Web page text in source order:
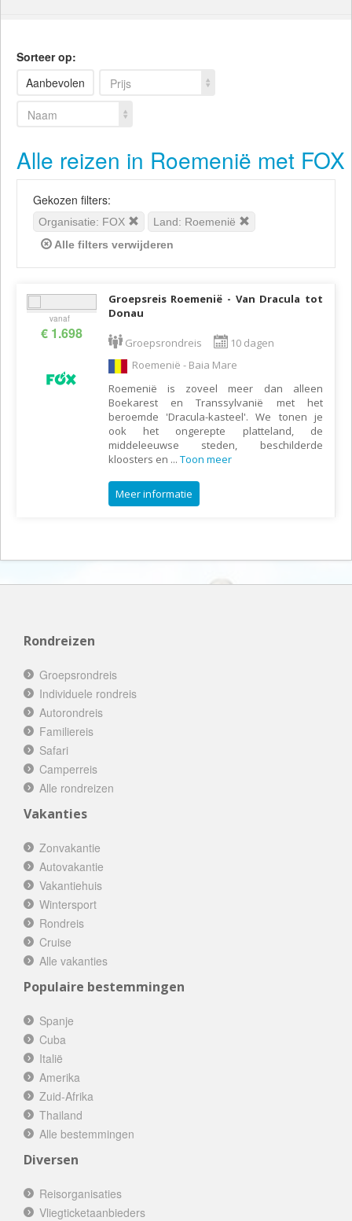
Sorteer op:
Aanbevolen
Prijs
Naam
Alle reizen in Roemenië met FOX
Gekozen filters:
Organisatie: FOX
Land: Roemenië
Alle filters verwijderen
vanaf
€ 1.698
Groepsreis Roemenië - Van Dracula tot
Donau
Groepsrondreis
10 dagen
Roemenië - Baia Mare
Roemenië is zoveel meer dan alleen
Boekarest en Transsylvanië met het
beroemde 'Dracula-kasteel'. We tonen je
ook het ongerepte platteland, de
middeleeuwse steden, beschilderde
kloosters en ... Toon meer
Meer informatie
Rondreizen
Groepsrondreis
Individuele rondreis
Autorondreis
Familiereis
Safari
Camperreis
Alle rondreizen
Vakanties
Zonvakantie
Autovakantie
Vakantiehuis
Wintersport
Rondreis
Cruise
Alle vakanties
Populaire bestemmingen
Spanje
Cuba
Italië
Amerika
Zuid-Afrika
Thailand
Alle bestemmingen
Diversen
Reisorganisaties
Vliegticketaanbieders